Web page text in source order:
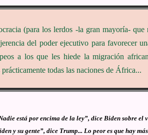
(para los lerdos -la gran mayoría- que
del poder ejecutivo para favorecer
a los que les hiede la migración
todas las naciones de África...
está por encima de la ley”, dice Biden sobre el
y su gente”, dice Trump... Lo peor es que hay